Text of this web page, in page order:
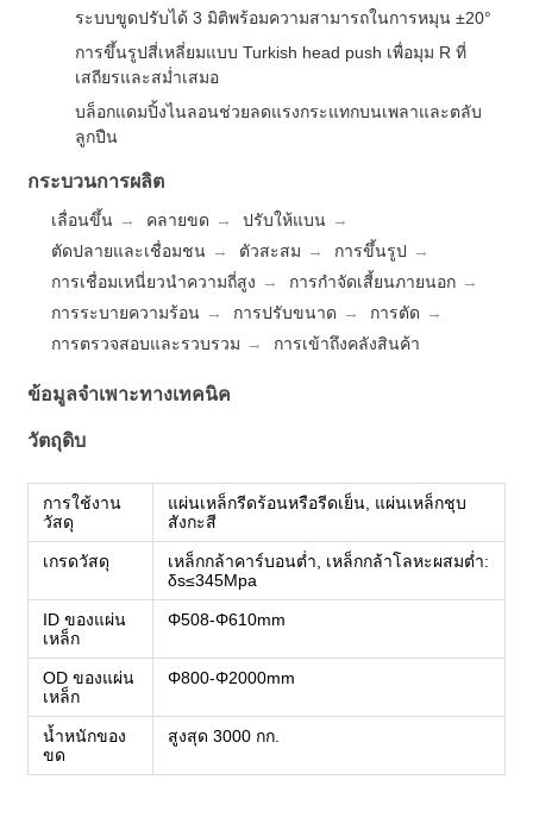
ระบบขูดปรับได้ 3 มิติพร้อมความสามารถในการหมุน ±20°
การขึ้นรูปสี่เหลี่ยมแบบ Turkish head push เพื่อมุม R ที่
เสถียรและสม่ำเสมอ
บล็อกแดมปิ้งไนลอนช่วยลดแรงกระแทกบนเพลาและตลับ
ลูกปืน
กระบวนการผลิต
เลื่อนขึ้น คลายขด
ปรับให้แบน
ตัดปลายและเชื่อมชน
ตัวสะสม
การขึ้นรูป
การเชื่อมเหนี่ยวนำความถี่สูง
การกำจัดเสี้ยนภายนอก
การระบายความร้อน
การปรับขนาด
การตัด
การตรวจสอบและรวบรวม
การเข้าถึงคลังสินค้า
ข้อมูลจำเพาะทางเทคนิค
วัตถุดิบ
การใช้งาน
วัสดุ
แผ่นเหล็กรีดร้อนหรือรีดเย็น, แผ่นเหล็กชุบ
สังกะสี
เกรดวัสดุ
เหล็กกล้าคาร์บอนต่ำ, เหล็กกล้าโลหะผสมต่ำ:
δs≤345Mpa
ID ของแผ่น
เหล็ก
Φ508-Φ610mm
OD ของแผ่น
เหล็ก
Φ800-Φ2000mm
น้ำหนักของ
ขด
สูงสุด 3000 กก.